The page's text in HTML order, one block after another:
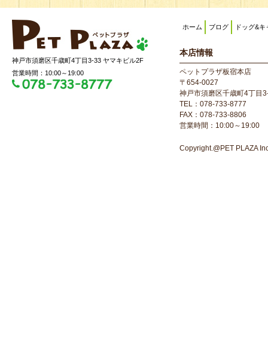
神戸市須磨区千歳町4丁目3-33 ヤマキビル2F
営業時間：10:00～19:00
ホーム ブログ ドッグ&キ
本店情報
ペットプラザ板宿本店
〒654-0027
神戸市須磨区千歳町4丁目
TEL：078-733-8777
FAX：078-733-8806
営業時間：10:00～19:00
Copyright.@PET PLAZA